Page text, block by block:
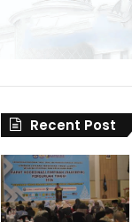
Recent Post